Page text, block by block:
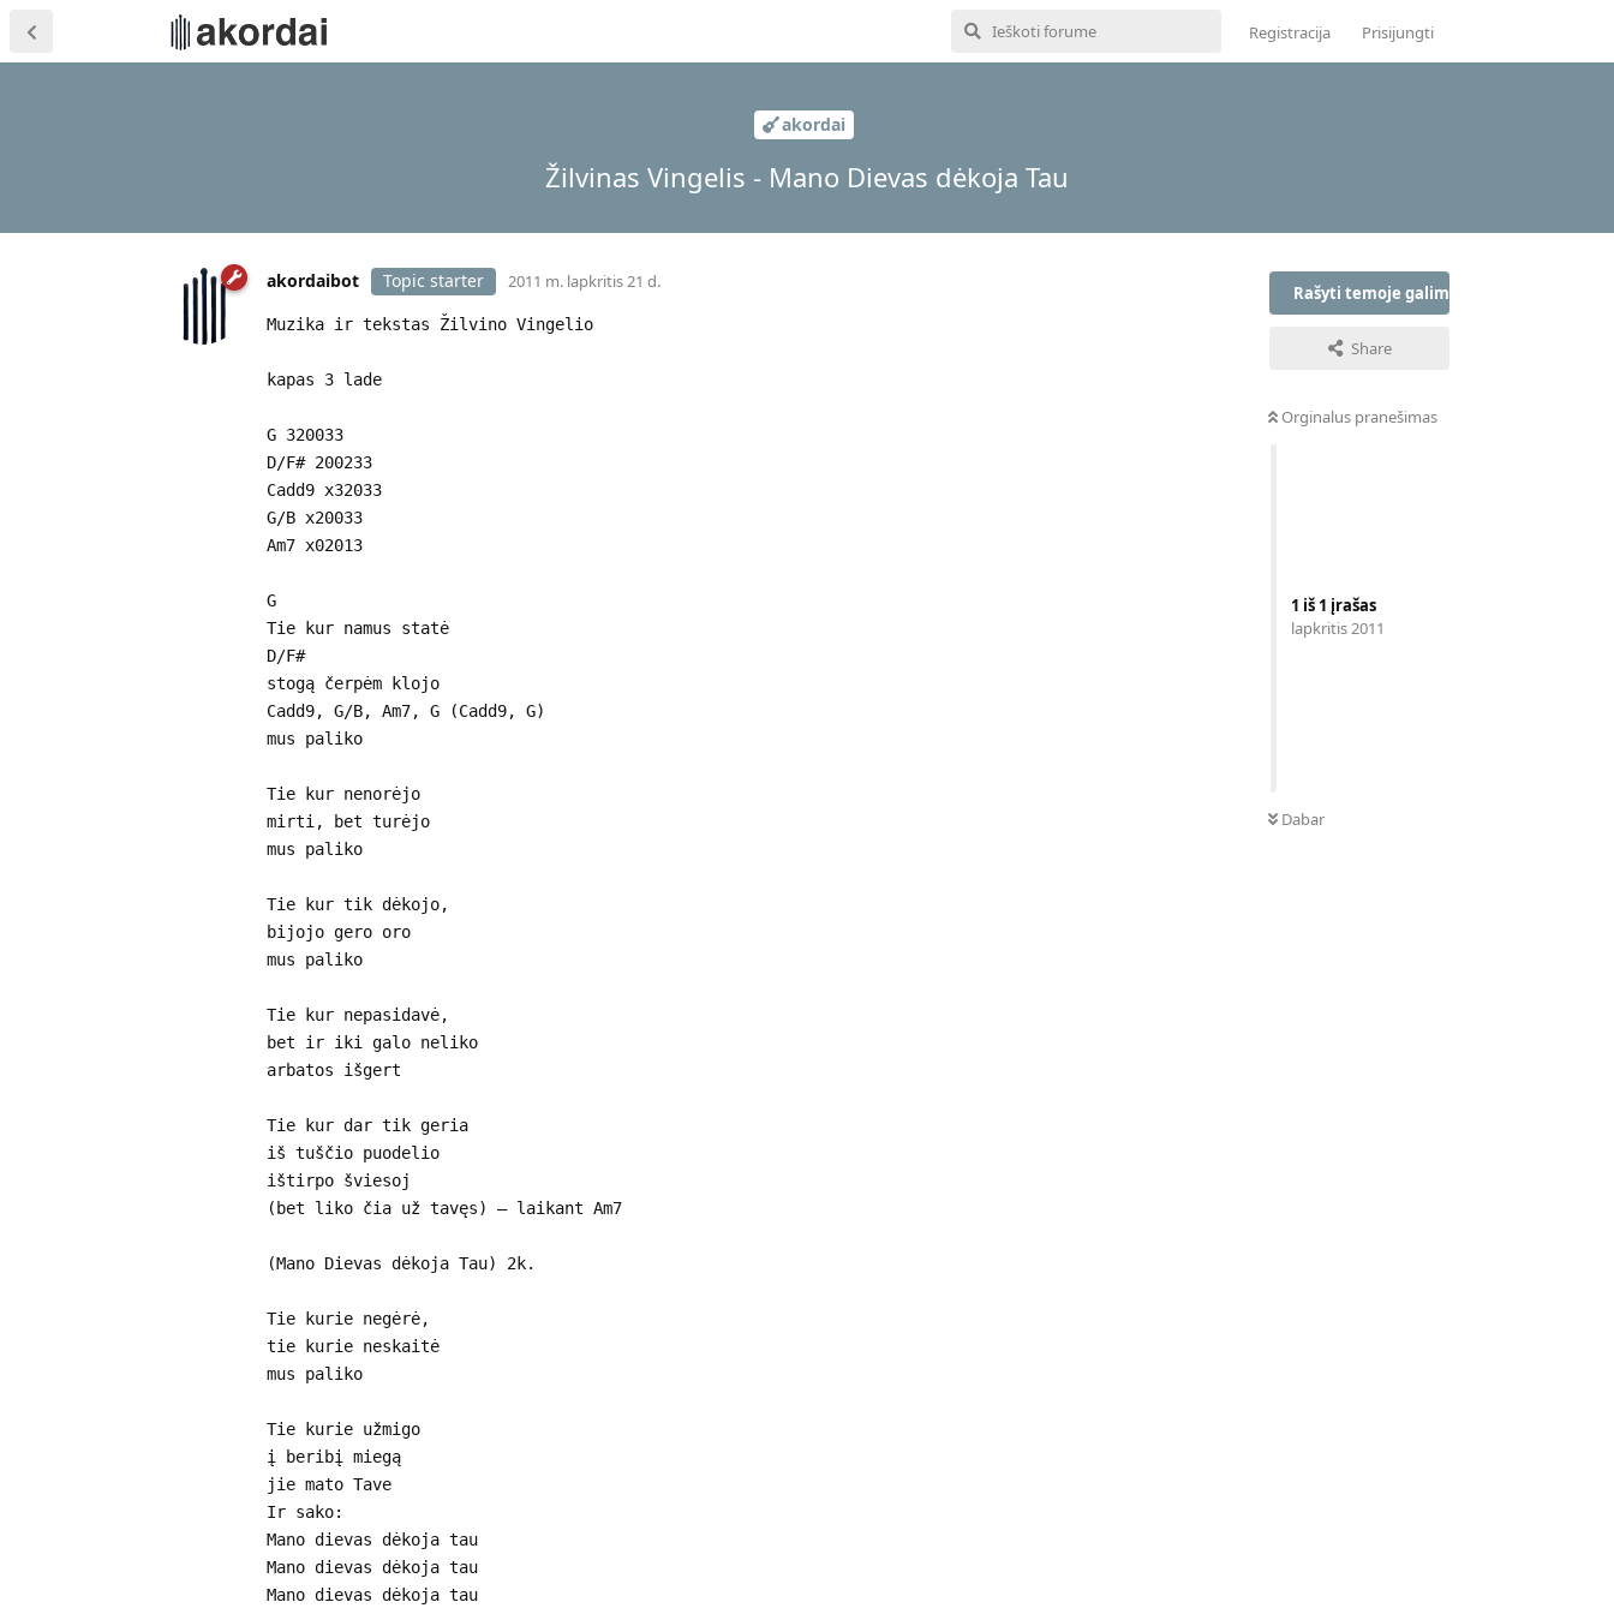
Registracija Prisijungti
akordai
Žilvinas Vingelis - Mano Dievas dėkoja Tau
Rašyti temoje galima tik prisijungus
Share
Orginalus pranešimas
1 iš 1 įrašas
lapkritis 2011
Dabar
akordaibot Topic starter 2011 m. lapkritis 21 d.
Muzika ir tekstas Žilvino Vingelio
kapas 3 lade
G 320033
D/F# 200233
Cadd9 x32033
G/B x20033
Am7 x02013
G
Tie kur namus statė
D/F#
stogą čerpėm klojo
Cadd9, G/B, Am7, G (Cadd9, G)
mus paliko
Tie kur nenorėjo
mirti, bet turėjo
mus paliko
Tie kur tik dėkojo,
bijojo gero oro
mus paliko
Tie kur nepasidavė,
bet ir iki galo neliko
arbatos išgert
Tie kur dar tik geria
iš tuščio puodelio
ištirpo šviesoj
(bet liko čia už tavęs) – laikant Am7
(Mano Dievas dėkoja Tau) 2k.
Tie kurie negėrė,
tie kurie neskaitė
mus paliko
Tie kurie užmigo
į beribį miegą
jie mato Tave
Ir sako:
Mano dievas dėkoja tau
Mano dievas dėkoja tau
Mano dievas dėkoja tau